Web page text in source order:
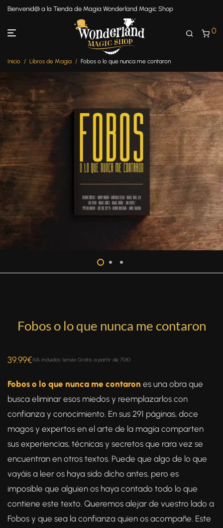
Bienvenid@ a la Tienda de Magia Wonderland Magic Shop
0
Inicio / Libros de Magia / Fobos o lo que nunca me contaron
Fobos o lo que nunca me contaron
39.99€IVA incluidos (envío Gratis a partir de 70€)
Fobos o lo que nunca me contaron es una obra que
busca eliminar esos miedos y reemplazarlos con
confianza y conocimiento. En sus 291 páginas, doce
magos y expertos en el arte de la magia comparten
sus experiencias, técnicas y secretos que rara vez se
encuentran en otros textos. Puede que algo de lo que
vayáis a leer os haya sido dicho antes, pero es
imposible que alguien os haya contado todo lo que
contiene este texto. Queremos alejar de vuestro lado a
Fobos y que sea la confianza quien os acompañe. Este